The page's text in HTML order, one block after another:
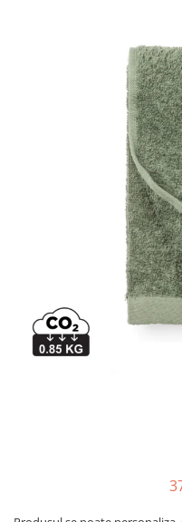
Hartie si articole din hartie
Bibliorafturi, caiete
Capsatoare, capse si
Caiete si blocnotesuri
Dosare, folii protectie si
Accesorii diverse pentru
Etichetare si ambalare
Arhivare si depozitare
Instrumente de scris
Pixuri de plastic
Pixuri metalice
Finelinere